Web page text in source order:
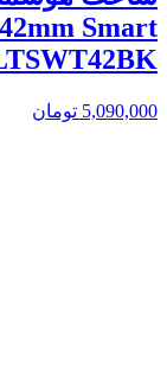
Smart
5,090,000 تومان